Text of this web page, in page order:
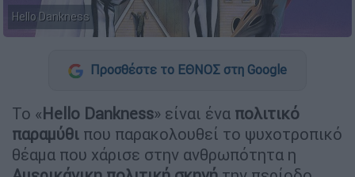
Hello Dankness
Προσθέστε το ΕΘΝΟΣ στη Google
Το «Hello Dankness» είναι ένα πολιτικό
παραμύθι που παρακολουθεί το ψυχοτροπικό
θέαμα που χάρισε στην ανθρωπότητα η